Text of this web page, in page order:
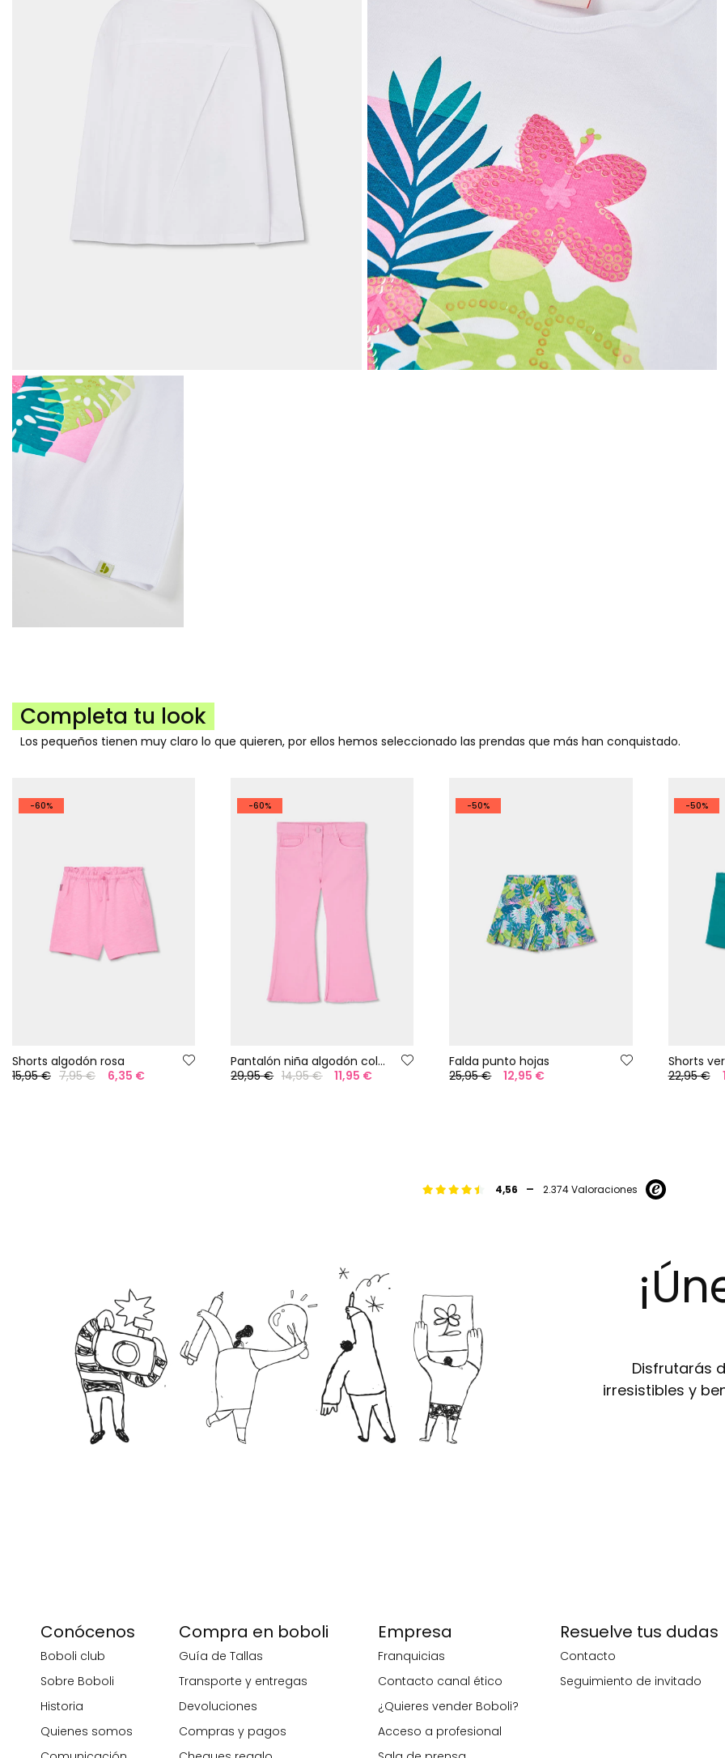
Completa tu look
Los pequeños tienen muy claro lo que quieren, por ellos hemos seleccionado las prendas que más han conquistado.
-60%
Shorts algodón rosa
15,95 € 7,95 € 6,35 €
-60%
Pantalón niña algodón color rosa
29,95 € 14,95 € 11,95 €
-50%
Falda punto hojas
25,95 €
12,95 €
-50%
Shorts
22,95 €
4,56 - 2.374 Valoraciones
Disfrutarás
irresistibles y
Conócenos
Boboli club
Sobre Boboli
Historia
Quienes somos
Compra en boboli
Guía de Tallas
Transporte y entregas
Devoluciones
Compras y pagos
Empresa
Franquicias
Contacto canal ético
¿Quieres vender Boboli?
Acceso a profesional
Resuelve tus dudas
Contacto
Seguimiento de invitado